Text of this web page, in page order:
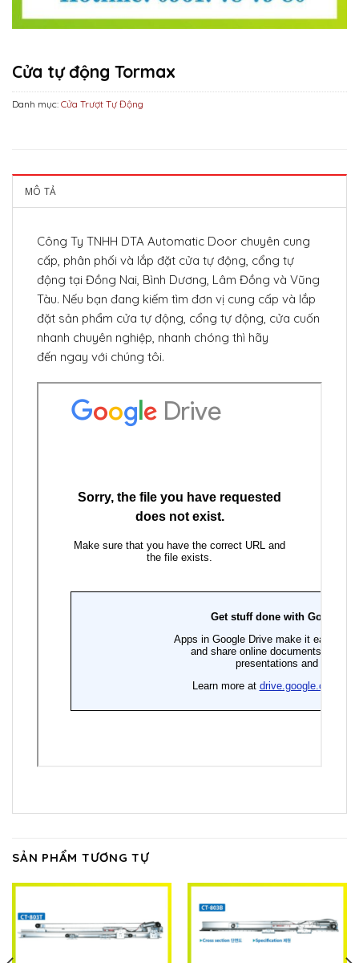
Cửa tự động Tormax
Danh mục: Cửa Trượt Tự Động
MÔ TẢ
Công Ty TNHH DTA Automatic Door chuyên cung
cấp, phân phối và lắp đặt cửa tự động, cổng tự
động tại Đồng Nai, Bình Dương, Lâm Đồng và Vũng
Tàu. Nếu bạn đang kiếm tìm đơn vị cung cấp và lắp
đặt sản phẩm cửa tự động, cổng tự động, cửa cuốn
nhanh chuyên nghiệp, nhanh chóng thì hãy
đến ngay với chúng tôi.
SẢN PHẨM TƯƠNG TỰ